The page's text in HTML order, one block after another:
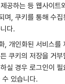
공하는 등 웹사이트
며, 쿠키를 통해 수
다.
, 개인화된 서비스를
쿠키의 저장을 거부
실 경우 로그인이
수 있습니다.